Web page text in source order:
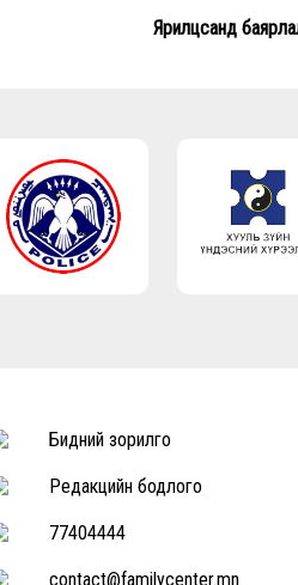
Ярилцсанд
Бидний зорилго
Редакцийн бодлого
77404444
contact@familycenter.mn